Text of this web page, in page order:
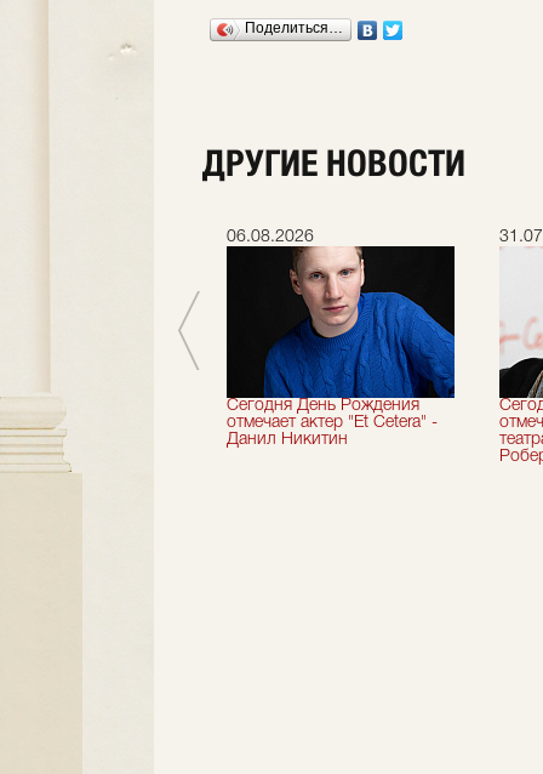
Поделиться…
ДРУГИЕ НОВОСТИ
сезон!
06.08.2026
Сегодня День Рождения
отмечает актер "Et Cetera" -
Данил Никитин